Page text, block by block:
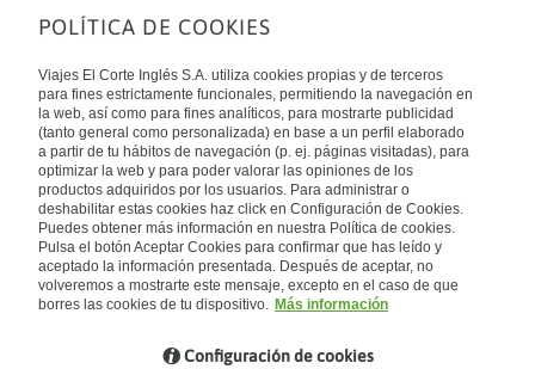
Sobre nosotros
Quiénes somos
Financiación
Sostenibilidad
Turismo accesible
Tarjeta El Corte Inglés
Trabaja con nosotros
El Corte Inglés
Canal Ético
Enlaces de interés
Guías de viaje
Catálogos
Auto check-in
Condiciones Generales
Política de privacidad
Política de cookies
Accesibilidad
Empresas/ Grupos
Internacional
España
Visita nuestro blog
Blog de Viajes el Corte inglés
POLÍTICA DE COOKIES
Viajes El Corte Inglés S.A. utiliza cookies propias y de terceros
para fines estrictamente funcionales, permitiendo la navegación en
la web, así como para fines analíticos, para mostrarte publicidad
(tanto general como personalizada) en base a un perfil elaborado
a partir de tu hábitos de navegación (p. ej. páginas visitadas), para
optimizar la web y para poder valorar las opiniones de los
productos adquiridos por los usuarios. Para administrar o
deshabilitar estas cookies haz click en Configuración de Cookies.
Puedes obtener más información en nuestra Política de cookies.
Pulsa el botón Aceptar Cookies para confirmar que has leído y
aceptado la información presentada. Después de aceptar, no
volveremos a mostrarte este mensaje, excepto en el caso de que
borres las cookies de tu dispositivo. Más información
Configuración de cookies